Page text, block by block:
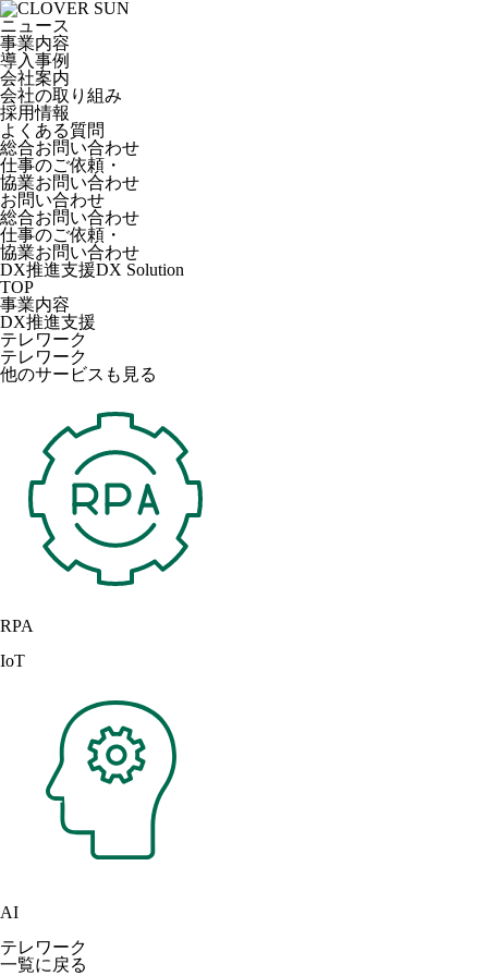
ニュース
事業内容
導入事例
会社案内
会社の取り組み
採用情報
よくある質問
総合お問い合わせ
仕事のご依頼・
協業お問い合わせ
お問い合わせ
総合お問い合わせ
仕事のご依頼・
協業お問い合わせ
DX推進支援DX Solution
TOP
事業内容
DX推進支援
テレワーク
テレワーク
他のサービスも見る
RPA
IoT
AI
テレワーク
一覧に戻る